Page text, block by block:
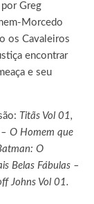
por Greg
Morcedo
os Cavaleiros
encontrar
e seu
Titãs Vol 01,
O Homem que
O
Belas Fábulas –
Johns Vol 01.